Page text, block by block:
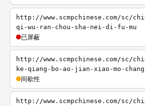
http://www.scmpchinese.com/sc/
qi-wu-ran-chou-sha-nei-di-fu-mu
已屏蔽
http://www.scmpchinese.com/sc/
ke-qiang-bo-ao-jian-xiao-mo-chang
间歇性
http://www.scmpchinese.com/sc/